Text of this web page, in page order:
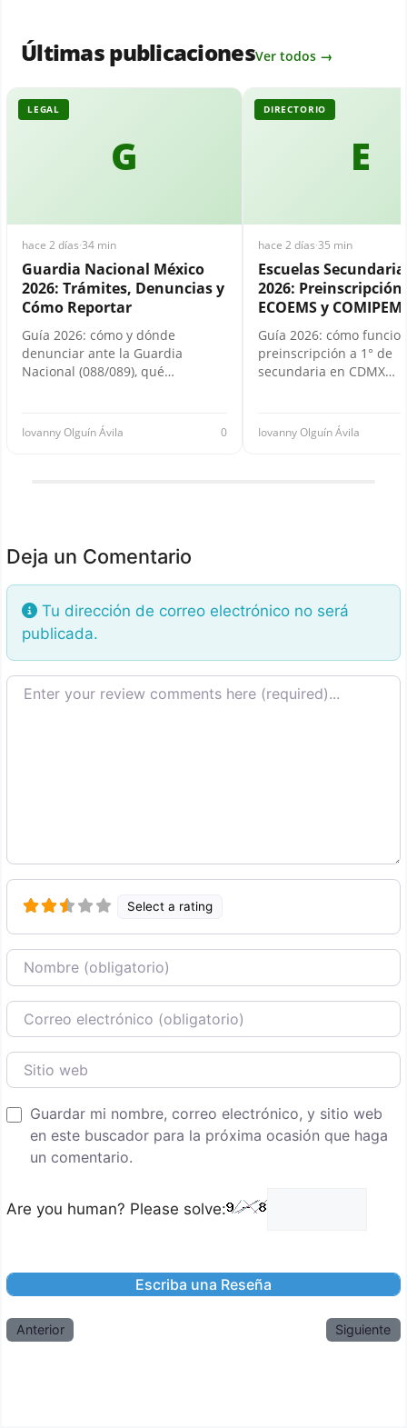
Últimas publicacionesVer todos →
G
LEGAL
hace 2 días·34 min
Guardia Nacional México
2026: Trámites, Denuncias y
Cómo Reportar
Guía 2026: cómo y dónde
denunciar ante la Guardia
Nacional (088/089), qué…
Iovanny Olguín Ávila 0
E
DIRECTORIO
hace 2 días·35 min
Escuelas
2026: Preinscripción,
ECOEMS y
Guía 2026: cómo
preinscripción a 1° de
secundaria en CDMX…
Iovanny Olguín Ávila
Deja un Comentario
Tu dirección de correo electrónico no será
publicada.
Texto de la reseña
Select a rating
Nombre
Correo Electronico
Sitio web
Guardar mi nombre, correo electrónico, y sitio web
en este buscador para la próxima ocasión que haga
un comentario.
Are you human? Please solve:
Anterior Siguiente